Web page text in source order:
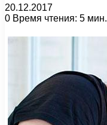
20.12.2017
0 Время чтения: 5 мин.